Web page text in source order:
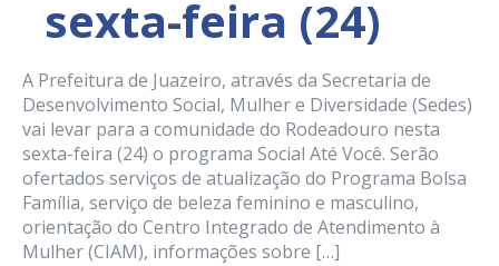
sexta-feira (24)
A Prefeitura de Juazeiro, através da Secretaria de
Desenvolvimento Social, Mulher e Diversidade (Sedes)
vai levar para a comunidade do Rodeadouro nesta
sexta-feira (24) o programa Social Até Você. Serão
ofertados serviços de atualização do Programa Bolsa
Família, serviço de beleza feminino e masculino,
orientação do Centro Integrado de Atendimento à
Mulher (CIAM), informações sobre […]